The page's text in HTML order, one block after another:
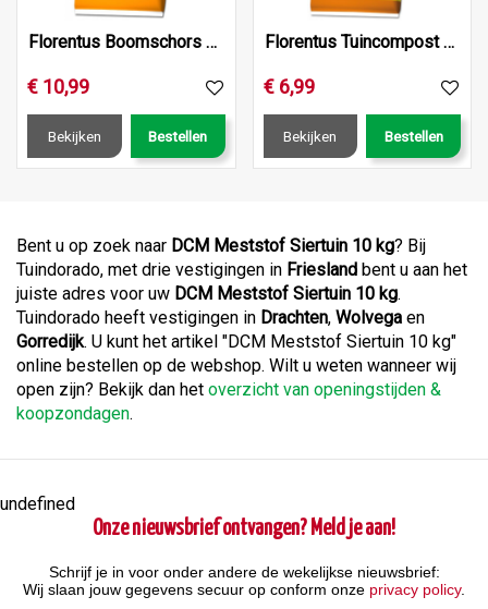
Florentus Boomschors 50L
€ 10,99
Bekijken Bestellen
Florentus Tuincompost 40L
€ 6,99
Bekijken Bestellen
Bent u op zoek naar DCM Meststof Siertuin 10 kg? Bij
Tuindorado, met drie vestigingen in Friesland bent u aan het
juiste adres voor uw DCM Meststof Siertuin 10 kg.
Tuindorado heeft vestigingen in Drachten, Wolvega en
Gorredijk. U kunt het artikel "DCM Meststof Siertuin 10 kg"
online bestellen op de webshop. Wilt u weten wanneer wij
open zijn? Bekijk dan het overzicht van openingstijden &
koopzondagen.
undefined
Onze nieuwsbrief ontvangen? Meld je aan!
Schrijf je in voor onder andere de wekelijkse nieuwsbrief:
Wij slaan jouw gegevens secuur op conform onze privacy policy.